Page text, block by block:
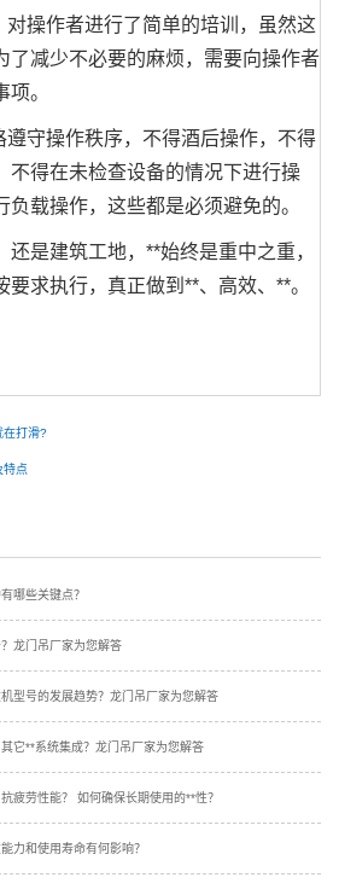
操作者进行了简单的培训，虽然这
了减少不必要的麻烦，需要向操作者
。
守操作秩序，不得酒后操作，不得
不得在未检查设备的情况下进行操
载操作，这些都是必须避免的。
是建筑工地，**始终是重中之重，
求执行，真正做到**、高效、**。
在打滑?
特点
哪些关键点？
龙门吊厂家为您解答
型号的发展趋势？龙门吊厂家为您解答
它**系统集成？龙门吊厂家为您解答
疲劳性能？ 如何确保长期使用的**性？
力和使用寿命有何影响？